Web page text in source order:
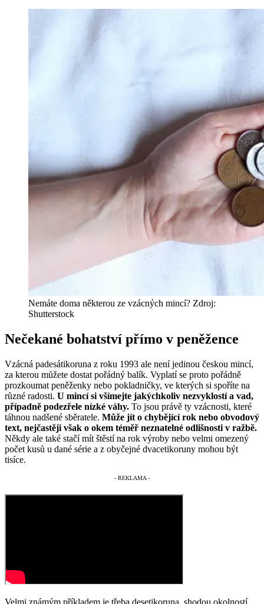
Nemáte doma některou ze vzácných mincí? Zdroj:
Shutterstock
Nečekané bohatství přímo v peněžence
Vzácná padesátikoruna z roku 1993 ale není jedinou českou mincí,
za kterou můžete dostat pořádný balík. Vyplatí se proto pořádně
prozkoumat peněženky nebo pokladničky, ve kterých si spoříte na
různé radosti. U mincí si všímejte jakýchkoliv nezvyklostí a vad,
případně podezřele nízké váhy. To jsou právě ty vzácnosti, které
táhnou nadšené sběratele. Může jít o chybějící rok nebo obvodový
text, nejčastěji však o okem téměř neznatelné odlišnosti v ražbě.
Někdy ale také stačí mít štěstí na rok výroby nebo velmi omezený
počet kusů u dané série a z obyčejné dvacetikoruny mohou být
tisíce.
Velmi známým příkladem je třeba desetikoruna, shodou okolností